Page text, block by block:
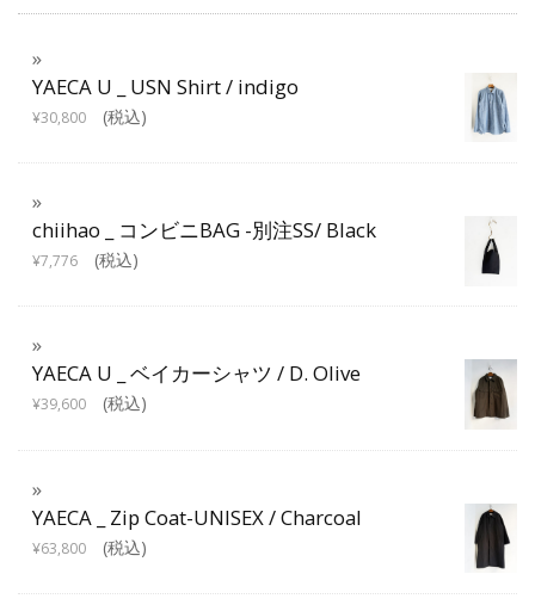
YAECA U _ USN Shirt / indigo
¥30,800 (税込)
chiihao _ コンビニBAG -別注SS/ Black
¥7,776 (税込)
YAECA U _ ベイカーシャツ / D. Olive
¥39,600 (税込)
YAECA _ Zip Coat-UNISEX / Charcoal
¥63,800 (税込)